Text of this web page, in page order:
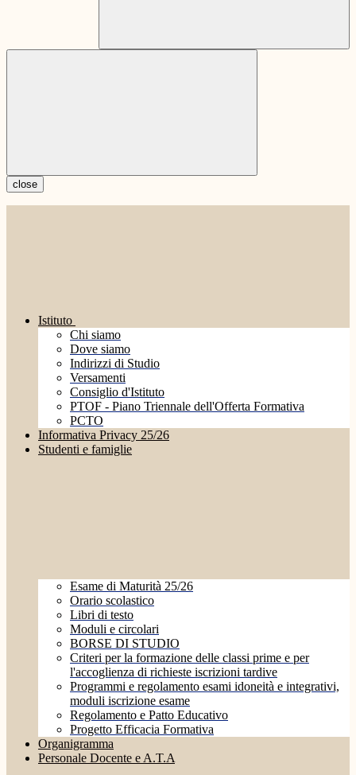
close
Istituto
Chi siamo
Dove siamo
Indirizzi di Studio
Versamenti
Consiglio d'Istituto
PTOF - Piano Triennale dell'Offerta Formativa
PCTO
Informativa Privacy 25/26
Studenti e famiglie
Esame di Maturità 25/26
Orario scolastico
Libri di testo
Moduli e circolari
BORSE DI STUDIO
Criteri per la formazione delle classi prime e per
l'accoglienza di richieste iscrizioni tardive
Programmi e regolamento esami idoneità e integrativi,
moduli iscrizione esame
Regolamento e Patto Educativo
Progetto Efficacia Formativa
Organigramma
Personale Docente e A.T.A